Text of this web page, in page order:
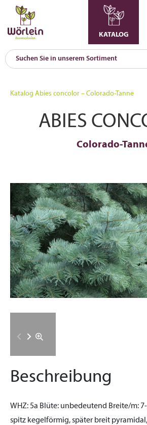
KATALOG
Katalog Abies concolor – Colorado-Tanne
ABIES
Colorado-
Beschreibung
WHZ:5a Blüte: unbedeutend Breite/m:
spitz kegelförmig, später breit